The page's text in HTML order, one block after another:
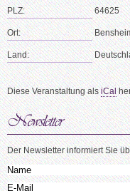
PLZ: 64625
Ort:
Land:
Diese Veranstaltung alsiCal
Der Newsletter informiert Sie